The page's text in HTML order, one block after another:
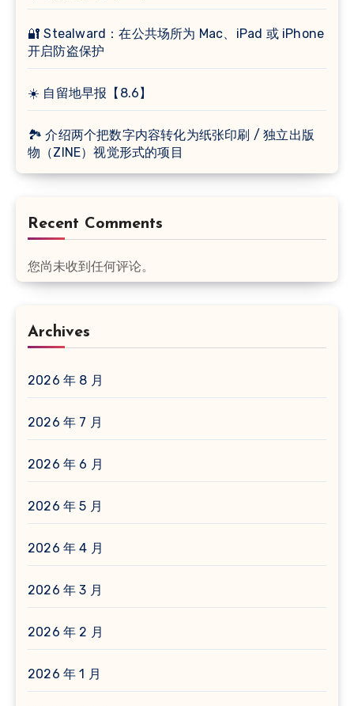
🔐 Stealward：在公共场所为 Mac、iPad 或 iPhone
开启防盗保护
☀️ 自留地早报【8.6】
🏞 介绍两个把数字内容转化为纸张印刷 / 独立出版
物（ZINE）视觉形式的项目
Recent Comments
您尚未收到任何评论。
Archives
2026 年 8 月
2026 年 7 月
2026 年 6 月
2026 年 5 月
2026 年 4 月
2026 年 3 月
2026 年 2 月
2026 年 1 月